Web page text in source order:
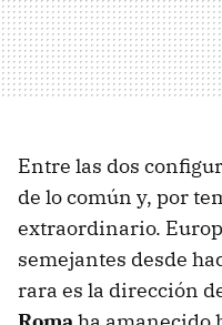
Entre las dos
de lo común y, por
extraordinario.
semejantes desde
rara es la dirección